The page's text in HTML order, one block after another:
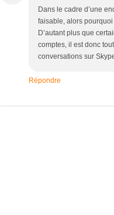
Dans le cadre d’une
faisable, alors
D’autant plus que
comptes, il est donc
conversations sur
Répondre